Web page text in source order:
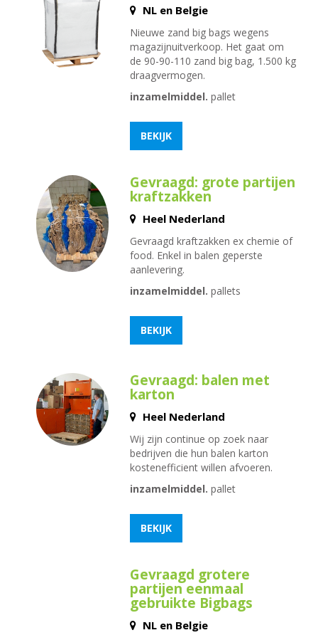
NL en Belgie
Nieuwe zand big bags wegens
magazijnuitverkoop. Het gaat om
de 90-90-110 zand big bag, 1.500 kg
draagvermogen.
inzamelmiddel. pallet
BEKIJK
Gevraagd: grote partijen
kraftzakken
Heel Nederland
Gevraagd kraftzakken ex chemie of
food. Enkel in balen geperste
aanlevering.
inzamelmiddel. pallets
BEKIJK
Gevraagd: balen met
karton
Heel Nederland
Wij zijn continue op zoek naar
bedrijven die hun balen karton
kostenefficient willen afvoeren.
inzamelmiddel. pallet
BEKIJK
Gevraagd grotere
partijen eenmaal
gebruikte Bigbags
NL en Belgie